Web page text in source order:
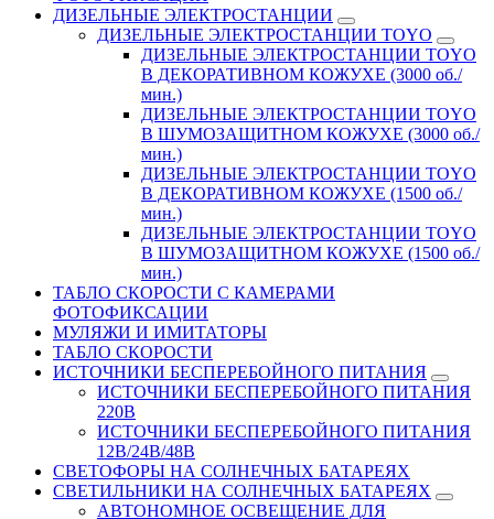
ДИЗЕЛЬНЫЕ ЭЛЕКТРОСТАНЦИИ
ДИЗЕЛЬНЫЕ ЭЛЕКТРОСТАНЦИИ TOYO
ДИЗЕЛЬНЫЕ ЭЛЕКТРОСТАНЦИИ TOYO
В ДЕКОРАТИВНОМ КОЖУХЕ (3000 об./
мин.)
ДИЗЕЛЬНЫЕ ЭЛЕКТРОСТАНЦИИ TOYO
В ШУМОЗАЩИТНОМ КОЖУХЕ (3000 об./
мин.)
ДИЗЕЛЬНЫЕ ЭЛЕКТРОСТАНЦИИ TOYO
В ДЕКОРАТИВНОМ КОЖУХЕ (1500 об./
мин.)
ДИЗЕЛЬНЫЕ ЭЛЕКТРОСТАНЦИИ TOYO
В ШУМОЗАЩИТНОМ КОЖУХЕ (1500 об./
мин.)
ТАБЛО СКОРОСТИ С КАМЕРАМИ
ФОТОФИКСАЦИИ
МУЛЯЖИ И ИМИТАТОРЫ
ТАБЛО СКОРОСТИ
ИСТОЧНИКИ БЕСПЕРЕБОЙНОГО ПИТАНИЯ
ИСТОЧНИКИ БЕСПЕРЕБОЙНОГО ПИТАНИЯ
220В
ИСТОЧНИКИ БЕСПЕРЕБОЙНОГО ПИТАНИЯ
12В/24В/48В
СВЕТОФОРЫ НА СОЛНЕЧНЫХ БАТАРЕЯХ
СВЕТИЛЬНИКИ НА СОЛНЕЧНЫХ БАТАРЕЯХ
АВТОНОМНОЕ ОСВЕЩЕНИЕ ДЛЯ